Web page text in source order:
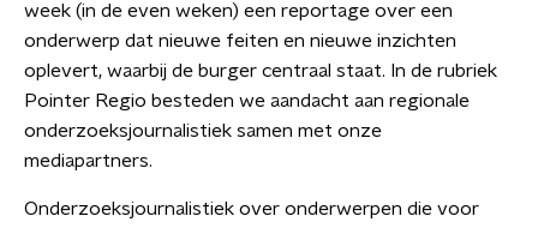
week (in de even weken) een reportage over een
onderwerp dat nieuwe feiten en nieuwe inzichten
oplevert, waarbij de burger centraal staat. In de rubriek
Pointer Regio besteden we aandacht aan regionale
onderzoeksjournalistiek samen met onze
mediapartners.
Onderzoeksjournalistiek over onderwerpen die voor